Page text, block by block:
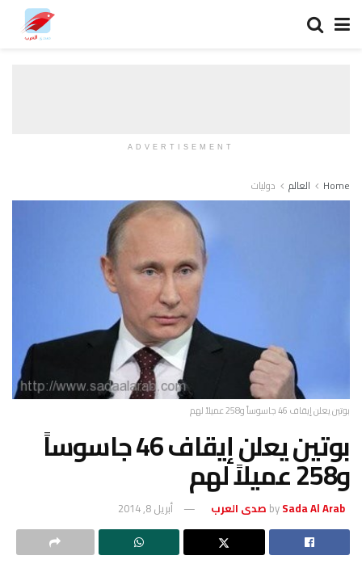
ADVERTISEMENT
Home العالم دوليات
بوتين يعلن إيقاف 46 جاسوساً و258 عميلاً لهم
بوتين يعلن إيقاف 46 جاسوساً
و258 عميلاً لهم
bySada Al Arab صدى العرب أبريل 8, 2014